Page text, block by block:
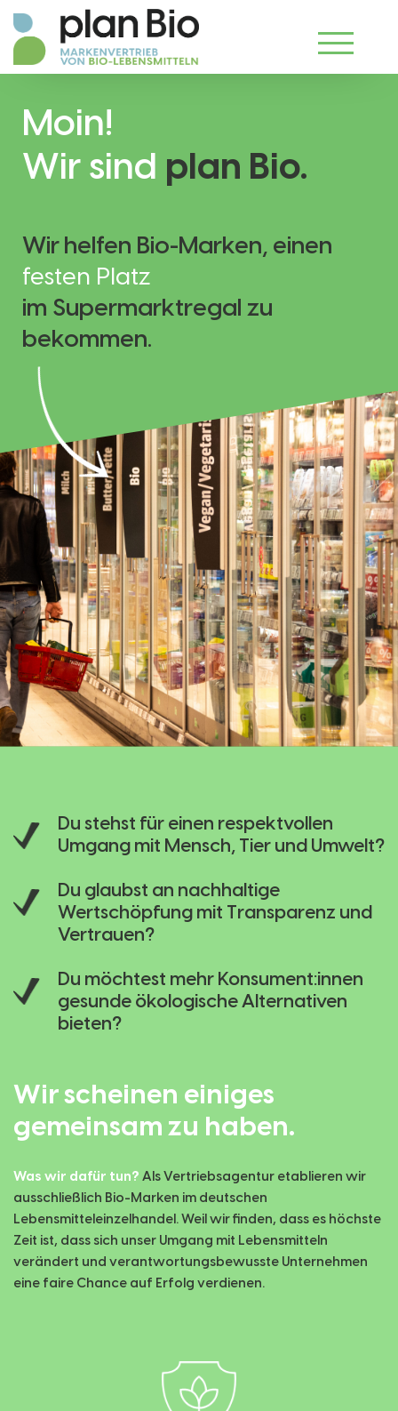
Moin!
Wir sind plan Bio.
Wir helfen Bio-Marken, einen
festen Platz
im Supermarktregal zu
bekommen.
Du stehst für einen respektvollen
Umgang mit Mensch, Tier und Umwelt?
Du glaubst an nachhaltige
Wertschöpfung mit Transparenz und
Vertrauen?
Du möchtest mehr Konsument:innen
gesunde ökologische Alternativen
bieten?
Wir scheinen einiges
gemeinsam zu haben.
Was wir dafür tun? Als Vertriebsagentur etablieren wir
ausschließlich Bio-Marken im deutschen
Lebensmitteleinzelhandel. Weil wir finden, dass es höchste
Zeit ist, dass sich unser Umgang mit Lebensmitteln
verändert und verantwortungsbewusste Unternehmen
eine faire Chance auf Erfolg verdienen.